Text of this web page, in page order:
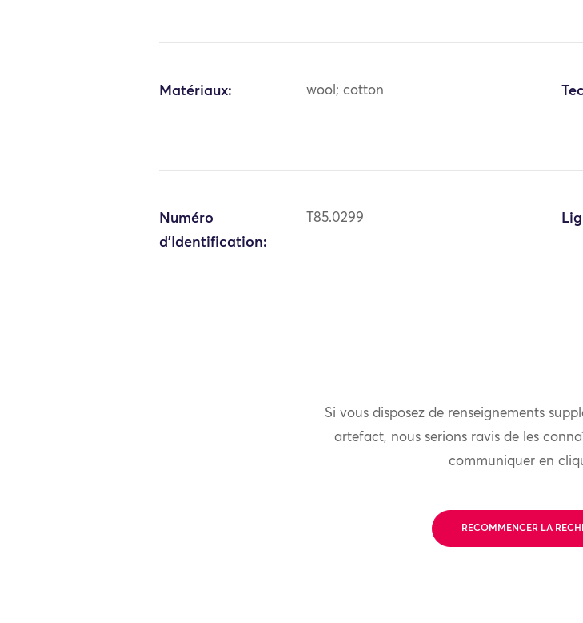
Matériaux: wool; cotton
Numéro
d'Identification:
T85.0299
Si vous disposez de renseignements
artefact, nous serions ravis de les
communiquer en
RECOMMENCER LA